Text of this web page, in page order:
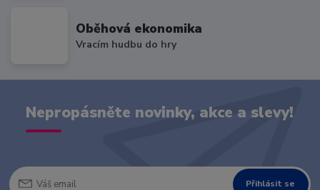
Oběhová ekonomika
Vracím hudbu do hry
Nepropásněte novinky, akce a slevy!
Přihlásit se